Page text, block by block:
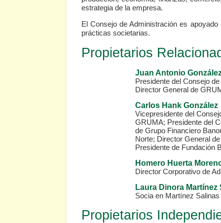
estrategia de la empresa.
El Consejo de Administración es
prácticas societarias.
Propietarios
Juan Antonio
Presidente del Consejo
Director General de
Carlos Hank
Vicepresidente del
GRUMA; Presidente del
de Grupo Financiero
Norte; Director General
Presidente de Fundación
Homero Huerta
Director Corporativo de
Laura Dinora Martínez
Socia en Martínez
Propietarios